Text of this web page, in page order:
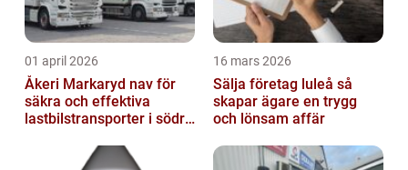
01 april 2026
Åkeri Markaryd nav för
säkra och effektiva
lastbilstransporter i södra
16 mars 2026
Sälja företag luleå så
skapar ägare en trygg
och lönsam affär